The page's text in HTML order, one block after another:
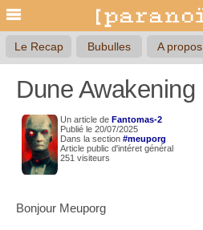
Le Recap Bubulles A propos
Dune Awakening
Un article de Fantomas-2
Publié le 20/07/2025
Dans la section #meuporg
Article public d'intéret général
251 visiteurs
Bonjour Meuporg